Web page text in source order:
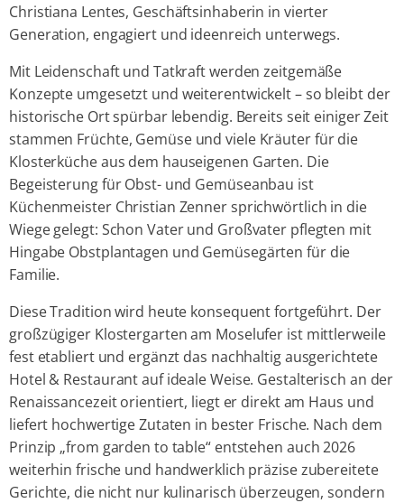
Christiana Lentes, Geschäftsinhaberin in vierter
Generation, engagiert und ideenreich unterwegs.
Mit Leidenschaft und Tatkraft werden zeitgemäße
Konzepte umgesetzt und weiterentwickelt – so bleibt der
historische Ort spürbar lebendig. Bereits seit einiger Zeit
stammen Früchte, Gemüse und viele Kräuter für die
Klosterküche aus dem hauseigenen Garten. Die
Begeisterung für Obst- und Gemüseanbau ist
Küchenmeister Christian Zenner sprichwörtlich in die
Wiege gelegt: Schon Vater und Großvater pflegten mit
Hingabe Obstplantagen und Gemüsegärten für die
Familie.
Diese Tradition wird heute konsequent fortgeführt. Der
großzügiger Klostergarten am Moselufer ist mittlerweile
fest etabliert und ergänzt das nachhaltig ausgerichtete
Hotel & Restaurant auf ideale Weise. Gestalterisch an der
Renaissancezeit orientiert, liegt er direkt am Haus und
liefert hochwertige Zutaten in bester Frische. Nach dem
Prinzip „from garden to table“ entstehen auch 2026
weiterhin frische und handwerklich präzise zubereitete
Gerichte, die nicht nur kulinarisch überzeugen, sondern